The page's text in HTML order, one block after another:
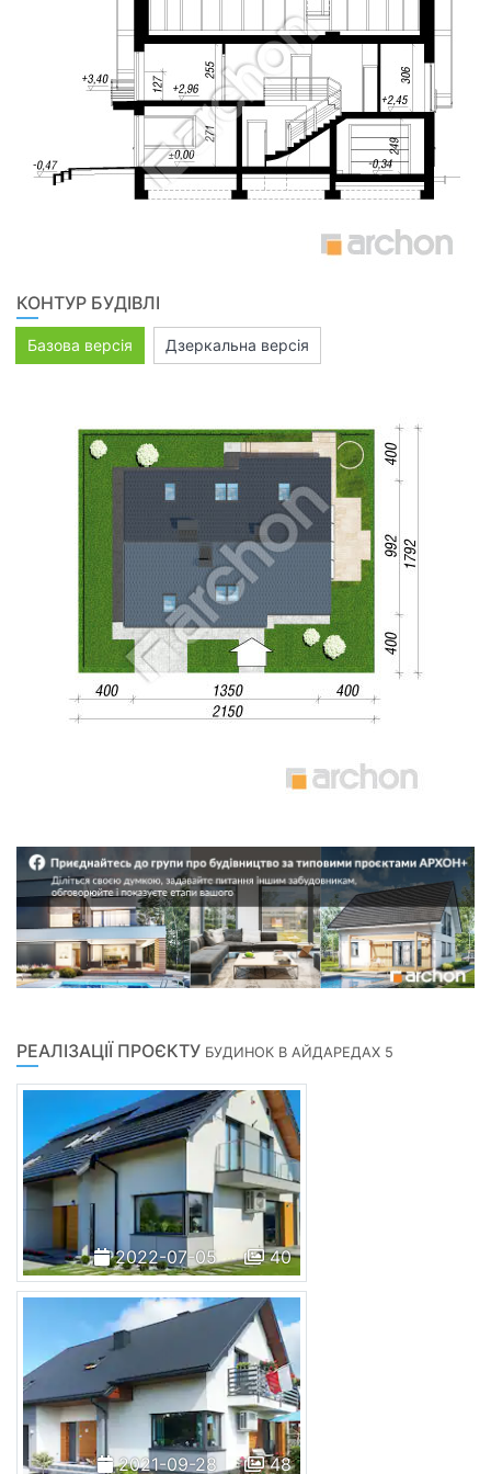
КОНТУР БУДІВЛІ
Базова версія Дзеркальна версія
РЕАЛІЗАЦІЇ ПРОЄКТУ БУДИНОК В АЙДАРЕДАХ 5
2022-07-05 40
2021-09-28 48